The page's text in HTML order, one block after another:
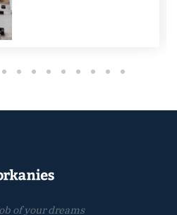
of your dreams